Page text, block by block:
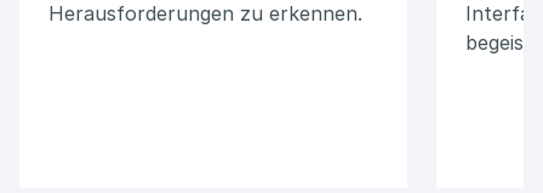
Herausforderungen zu erkennen.